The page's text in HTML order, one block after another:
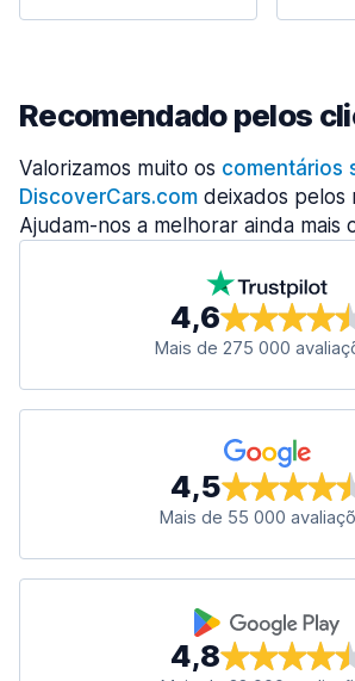
Recomendado pelos
Valorizamos muito os comentários
DiscoverCars.com deixados pelos
Ajudam-nos a melhorar ainda mais
4,6
Mais de 275 000
4,5
Mais de 55 000
4,8